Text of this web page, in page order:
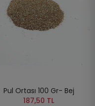
Pul Ortası 100 Gr- Bej
187,50 TL